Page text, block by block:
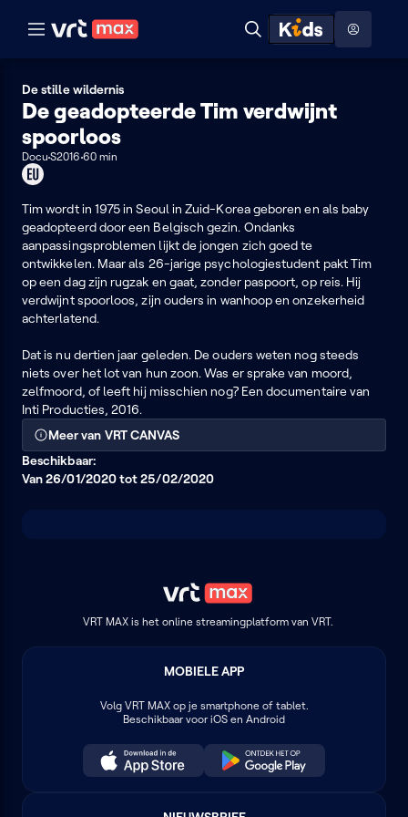
Naar hoofdinhoud Naar audiodescriptie Naar help
Zoeken
ontdekken
De stille wildernis
De geadopteerde Tim verdwijnt
spoorloos
DocuS2016 60 min
Dit
kan
je
enkel
in
de
EU
bekijken
Tim wordt in 1975 in Seoul in Zuid-Korea geboren en als baby
geadopteerd door een Belgisch gezin. Ondanks
aanpassingsproblemen lijkt de jongen zich goed te
ontwikkelen. Maar als 26-jarige psychologiestudent pakt Tim
op een dag zijn rugzak en gaat, zonder paspoort, op reis. Hij
verdwijnt spoorloos, zijn ouders in wanhoop en onzekerheid
achterlatend.
Dat is nu dertien jaar geleden. De ouders weten nog steeds
niets over het lot van hun zoon. Was er sprake van moord,
zelfmoord, of leeft hij misschien nog? Een documentaire van
Inti Producties, 2016.
Meer van VRT CANVAS
Beschikbaar:
Van 26/01/2020 tot 25/02/2020
VRT MAX is het online streamingplatform van VRT.
MOBIELE APP
Volg VRT MAXop je smartphone of tablet.
Beschikbaar voor iOS en Android